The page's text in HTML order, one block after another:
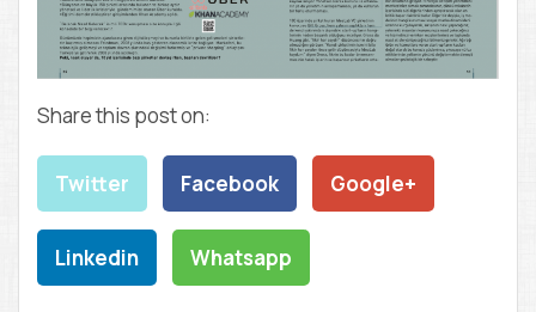
Share this post on:
Twitter Facebook Google+
Linkedin Whatsapp